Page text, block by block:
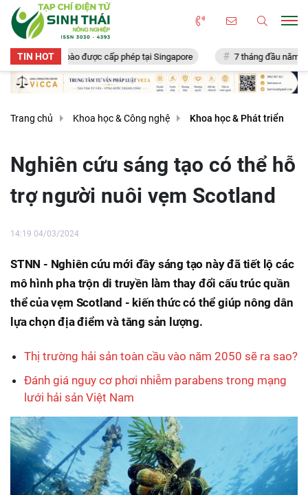
TIN HOT
tế bào được cấp phép tại Singapore 7 tháng đầu năm 2026: Nông
Trang chủ Khoa học & Công nghệ Khoa học & Phát triển
Nghiên cứu sáng tạo có thể hỗ
trợ người nuôi vẹm Scotland
14:19 04/03/2024
STNN - Nghiên cứu mới đầy sáng tạo này đã tiết lộ các
mô hình pha trộn di truyền làm thay đổi cấu trúc quần
thể của vẹm Scotland - kiến thức có thể giúp nông dân
lựa chọn địa điểm và tăng sản lượng.
Thị trường hải sản toàn cầu vào năm 2050 sẽ ra sao?
Đánh giá nguy cơ phơi nhiễm parabens trong mạng
lưới hải sản Việt Nam